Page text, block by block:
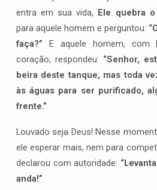
entra em sua vida,
Ele quebra
para aquele homem e perguntou:
faça?” E aquele homem, com
coração, respondeu: “Senhor,
beira deste tanque, mas toda
às águas para ser purificado,
frente.”
Louvado seja Deus! Nesse
ele esperar mais, nem para
declarou com autoridade:
anda!”